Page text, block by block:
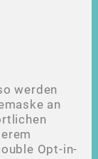
werden
an
Opt-in-